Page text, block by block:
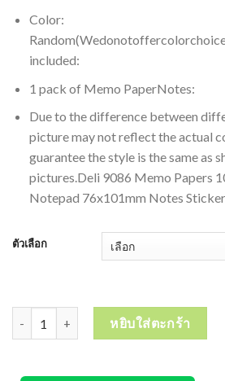
Color:
included:
1 pack of Memo PaperNotes:
Due to the difference between
picture may not reflect the actual
guarantee the style is the same as
pictures.Deli 9086 Memo Papers
Notepad 76x101mm Notes
ตัวเลือก
จำนวน DELI Memo Paper โพสต์อิทโน้
หยิบใส่ตะกร้า